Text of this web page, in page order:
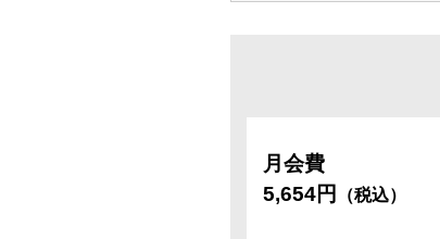
月会費
5,654円
（税込）